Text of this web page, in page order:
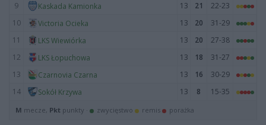
9
Kaskada Kamionka 13 21
22-23
10
Victoria Ocieka 13 20
31-29
11
LKS Wiewiórka 13 20
27-38
12
LKS Łopuchowa 13 18
31-27
13
Czarnovia Czarna 13 16
30-29
14
Sokół Krzywa 13 8 15-35
M mecze, Pkt punkty · zwycięstwo remis porażka